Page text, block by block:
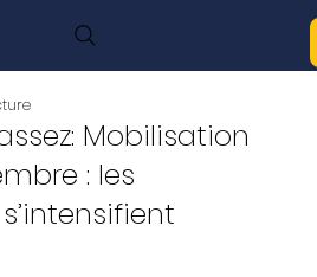
Mobilisation
: les